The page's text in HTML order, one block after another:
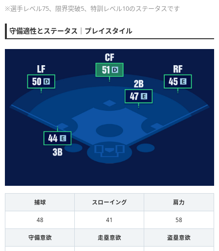
※選手レベル75、限界突破5、特訓レベル10のステータスです
守備適性とステータス｜プレイスタイル
捕球 スローイング 肩力
48 41 58
守備意欲 走塁意欲 盗塁意欲